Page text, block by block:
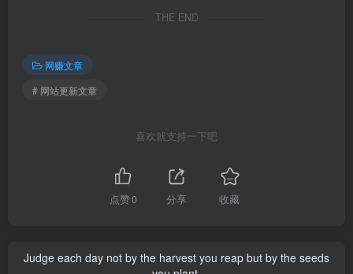
THE END
网赚文章
# 网站更新文章
喜欢就支持一下吧
点赞0 分享 收藏
Judge each day not by the harvest you reap but by the seeds